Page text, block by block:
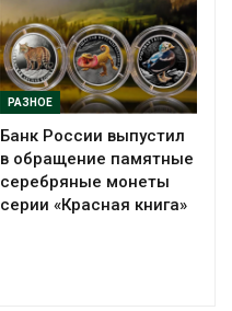
РАЗНОЕ
Банк России выпустил
в обращение памятные
серебряные монеты
серии «Красная книга»